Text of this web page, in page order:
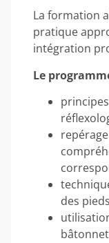
La formation
pratique
intégration
Le
des pieds